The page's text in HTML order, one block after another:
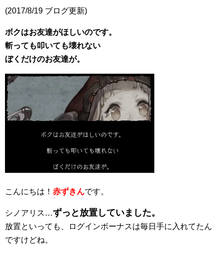
(2017/8/19 ブログ更新)
ボクはお友達がほしいのです。
斬っても叩いても壊れない
ぼくだけのお友達が。
こんにちは！ 赤ずきんです。
シノアリス…ずっと放置していました。
放置といっても、ログインボーナスは毎日手に入れてたん
ですけどね。